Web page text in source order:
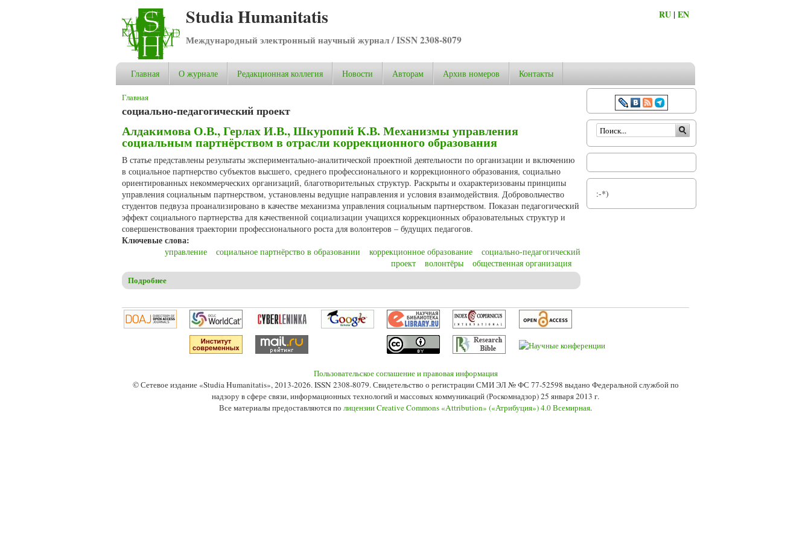
Studia Humanitatis
Международный электронный научный журнал / ISSN 2308-8079
RU |EN
Главная О журнале Редакционная коллегия Новости Авторам Архив номеров Контакты
Вы здесь
Главная
социально-педагогический проект
Алдакимова О.В., Герлах И.В., Шкуропий К.В. Механизмы управления
социальным партнёрством в отрасли коррекционного образования
В статье представлены результаты экспериментально-аналитической проектной деятельности по организации и включению
в социальное партнерство субъектов высшего, среднего профессионального и коррекционного образования, социально
ориентированных некоммерческих организаций, благотворительных структур. Раскрыты и охарактеризованы принципы
управления социальным партнерством, установлены ведущие направления и условия взаимодействия. Добровольчество
студентов педвуза проанализировано в качестве механизма управления социальным партнерством. Показан педагогический
эффект социального партнерства для качественной социализации учащихся коррекционных образовательных структур и
совершенствования траектории профессионального роста для волонтеров – будущих педагогов.
Ключевые слова:
управление социальное партнёрство в образовании коррекционное образование
социально-педагогический
проект
волонтёры общественная организация
Подробнее
Форма поиска
:-*)
Пользовательское соглашение и правовая информация
© Сетевое издание «Studia Humanitatis», 2013-2026. ISSN 2308-8079. Свидетельство о регистрации СМИ ЭЛ № ФС 77-52598 выдано Федеральной службой по
надзору в сфере связи, информационных технологий и массовых коммуникаций (Роскомнадзор) 25 января 2013 г.
Все материалы предоставляются по лицензии Creative Commons «Attribution» («Атрибуция») 4.0 Всемирная.